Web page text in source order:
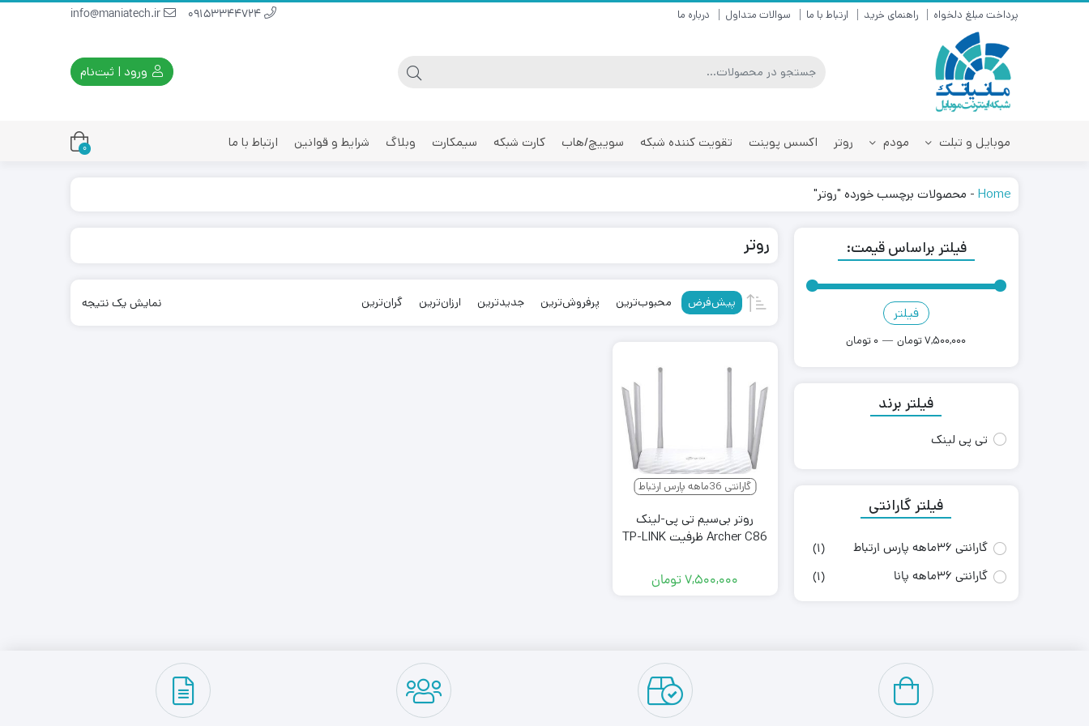
پرداخت مبلغ دلخواه راهنمای خرید ارتباط با ما سوالات متداول درباره ما
ورود | ثبت‌نام
موبایل و تبلت مودم روتر اکسس پوینت تقویت کننده شبکه سوییچ/هاب کارت شبکه سیمکارت وبلاگ شرایط و قوانین ارتباط با ما 0
Home
- محصولات برچسب خورده "روتر"
روتر
پیش‌فرض محبوب‌ترین پرفروش‌ترین جدیدترین ارزان‌ترین گران‌ترین نمایش یک نتیجه
گارانتی 36ماهه پارس ارتباط
روتر بی‌سیم تی پی-لینک
Archer C86 ظرفیت TP-LINK
۷,۵۰۰,۰۰۰تومان
فیلتر براساس قیمت:
فیلتر
0 تومان — 7,500,000 تومان
فیلتر برند
تی پی لینک
فیلتر گارانتی
گارانتی 36ماهه پارس ارتباط
(1)
گارانتی 36ماهه پانا
(1)